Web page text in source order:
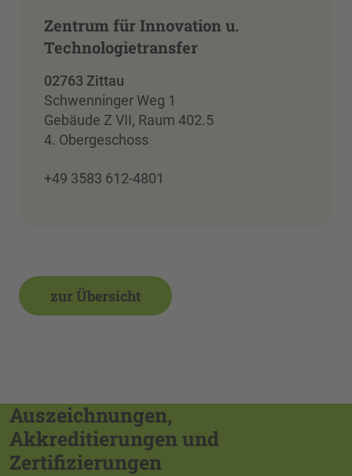
Zentrum für Innovation u.
Technologietransfer
02763 Zittau
Schwenninger Weg 1
Gebäude Z VII, Raum 402.5
4. Obergeschoss
+49 3583 612-4801
zur Übersicht
Auszeichnungen,
Akkreditierungen und
Zertifizierungen